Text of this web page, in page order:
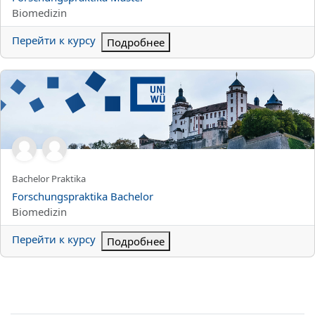
Категория курса
Biomedizin
Перейти к курсу
Подробнее
Forschungspraktika Bachelor
Краткое название курса
Bachelor Praktika
Название курса
Forschungspraktika Bachelor
Категория курса
Biomedizin
Перейти к курсу
Подробнее